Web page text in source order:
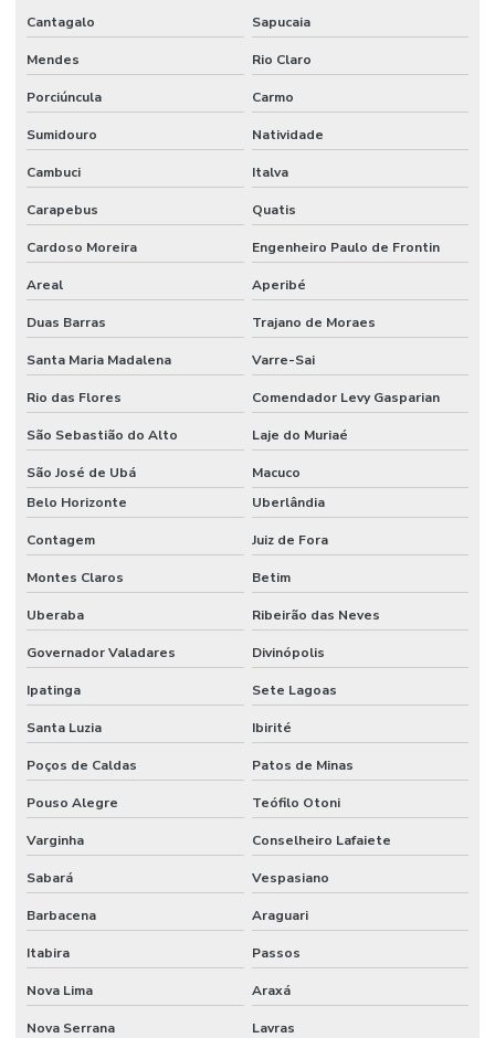
Cantagalo Sapucaia
Mendes Rio Claro
Porciúncula Carmo
Sumidouro Natividade
Cambuci Italva
Carapebus Quatis
Cardoso Moreira Engenheiro Paulo de Frontin
Areal Aperibé
Duas Barras Trajano de Moraes
Santa Maria Madalena Varre-Sai
Rio das Flores Comendador Levy Gasparian
São Sebastião do Alto Laje do Muriaé
São José de Ubá
Macuco
Belo Horizonte
Uberlândia
Contagem Juiz de Fora
Montes Claros Betim
Uberaba Ribeirão das Neves
Governador Valadares Divinópolis
Ipatinga Sete Lagoas
Santa Luzia Ibirité
Poços de Caldas Patos de Minas
Pouso Alegre Teófilo Otoni
Varginha Conselheiro Lafaiete
Sabará Vespasiano
Barbacena Araguari
Itabira Passos
Nova Lima Araxá
Nova Serrana Lavras